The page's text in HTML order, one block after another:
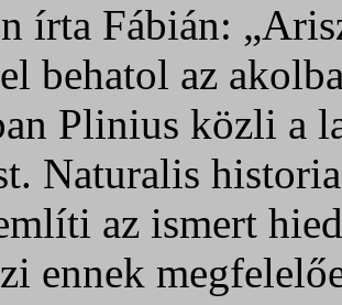
írta Fábián:
behatol az
Plinius közli a
Naturalis
az ismert
ennek